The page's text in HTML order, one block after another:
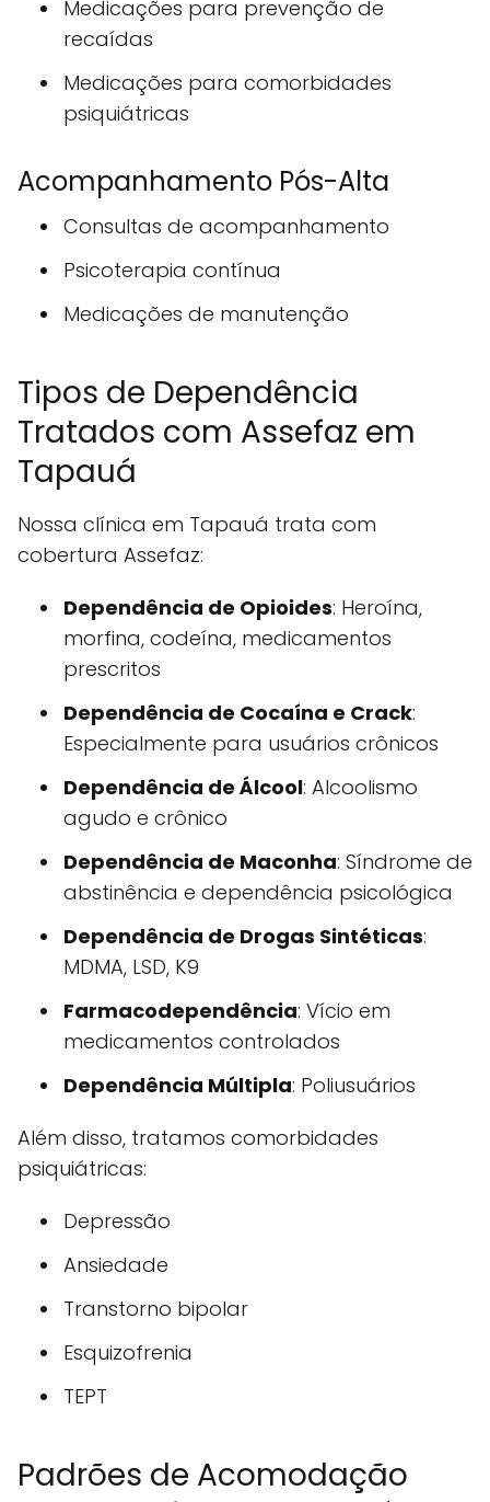
Medicações para prevenção de
recaídas
Medicações para comorbidades
psiquiátricas
Acompanhamento Pós-Alta
Consultas de acompanhamento
Psicoterapia contínua
Medicações de manutenção
Tipos de Dependência
Tratados com Assefaz em
Tapauá
Nossa clínica em Tapauá trata com
cobertura Assefaz:
Dependência de Opioides: Heroína,
morfina, codeína, medicamentos
prescritos
Dependência de Cocaína e Crack:
Especialmente para usuários crônicos
Dependência de Álcool: Alcoolismo
agudo e crônico
Dependência de Maconha: Síndrome de
abstinência e dependência psicológica
Dependência de Drogas Sintéticas:
MDMA, LSD, K9
Farmacodependência: Vício em
medicamentos controlados
Dependência Múltipla: Poliusuários
Além disso, tratamos comorbidades
psiquiátricas:
Depressão
Ansiedade
Transtorno bipolar
Esquizofrenia
TEPT
Padrões de Acomodação